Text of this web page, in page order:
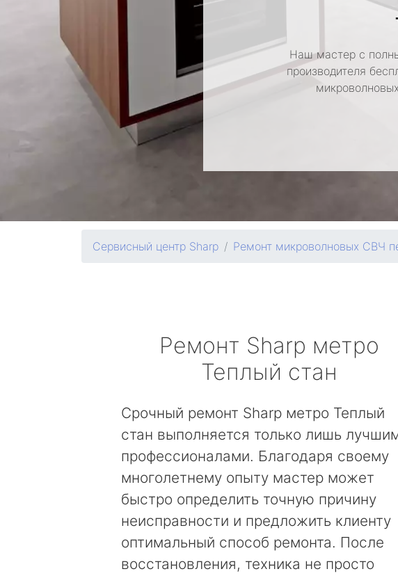
Наш мастер с
производителя
Сервисный центр Sharp Ремонт микроволновых СВЧ
Ремонт Sharp метро
Теплый стан
Срочный ремонт Sharp метро Теплый
стан выполняется только лишь
профессионалами. Благодаря своему
многолетнему опыту мастер может
быстро определить точную причину
неисправности и предложить клиенту
оптимальный способ ремонта. После
восстановления, техника не просто